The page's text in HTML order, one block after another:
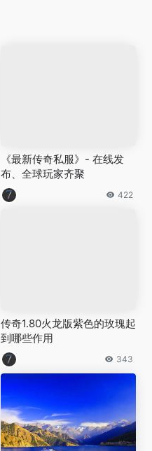
《最新传奇私服》- 在线发
布、全球玩家齐聚
422
传奇1.80火龙版紫色的玫瑰起
到哪些作用
343